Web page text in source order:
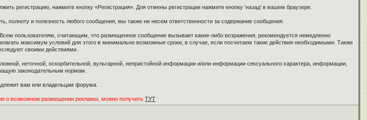
регистрацию, нажмите кнопку «Регистрация». Для отмены регистрации нажмите кнопку 'назад' в вашем браузере.
и полезность любого сообщения, мы также не несем ответственности за содержание сообщения.
пользователям, считающим, что размещенное сообщение вызывает какие-либо возражения, рекомендуется немедленно
максимум условий для этого в минимально возможные сроки, в случае, если посчитаем такие действия необходимыми. Также
своими действиями.
неточной, оскорбительной, вульгарной, непристойной информации и/или информации сексуального характера, информации,
законодательным нормам.
вам или владельцам форума.
о возможном размещении рекламы, можно получитьТУТ